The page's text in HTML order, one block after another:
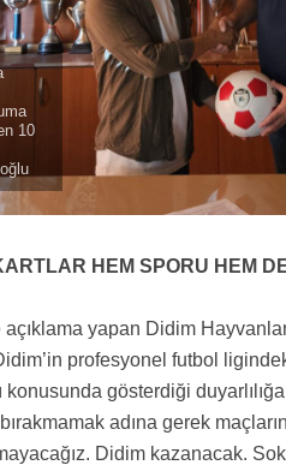
10
HEM SPORU HEM
yapan Didim
profesyonel futbol
konusunda gösterdiği
bırakmamak adına gerek
Didim kazanacak.